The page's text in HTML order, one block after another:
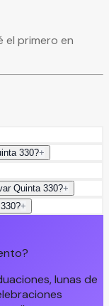
el primero en
330?+
Quinta 330?+
+
lunas de